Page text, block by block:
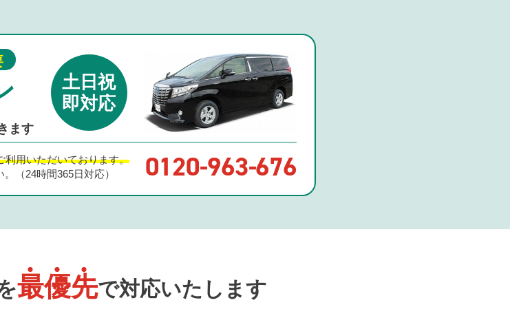
ます
土日祝
即対応
利用いただいております。
（24時間365日対応） 0120-963-676
最優先で対応いたします